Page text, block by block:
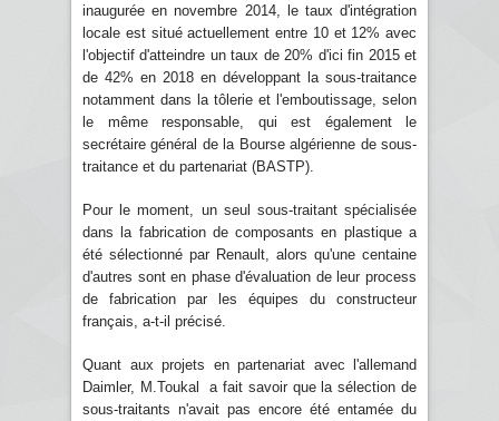
inaugurée en novembre 2014, le taux d'intégration
locale est situé actuellement entre 10 et 12% avec
l'objectif d'atteindre un taux de 20% d'ici fin 2015 et
de 42% en 2018 en développant la sous-traitance
notamment dans la tôlerie et l'emboutissage, selon
le même responsable, qui est également le
secrétaire général de la Bourse algérienne de sous-
traitance et du partenariat (BASTP).
Pour le moment, un seul sous-traitant spécialisée
dans la fabrication de composants en plastique a
été sélectionné par Renault, alors qu'une centaine
d'autres sont en phase d'évaluation de leur process
de fabrication par les équipes du constructeur
français, a-t-il précisé.
Quant aux projets en partenariat avec l'allemand
Daimler, M.Toukal a fait savoir que la sélection de
sous-traitants n'avait pas encore été entamée du